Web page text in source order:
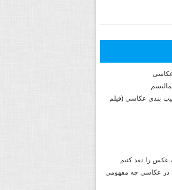
عکاسی
بندی عکاسی (فیلم
را نقد کنیم
در عکاسی چه مفهومی